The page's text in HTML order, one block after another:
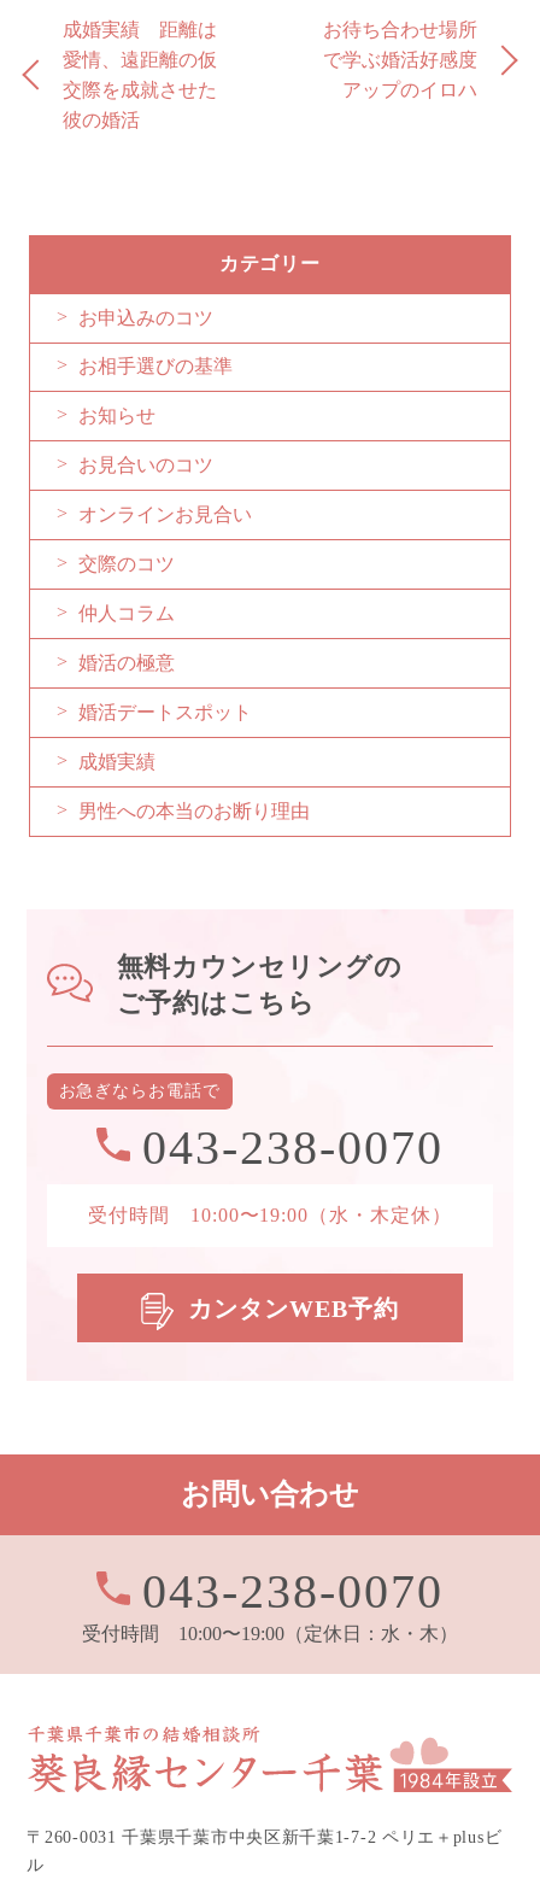
成婚実績 距離は
愛情、遠距離の仮
交際を成就させた
彼の婚活
お待ち合わせ場所
で学ぶ婚活好感度
アップのイロハ
カテゴリー
お申込みのコツ
お相手選びの基準
お知らせ
お見合いのコツ
オンラインお見合い
交際のコツ
仲人コラム
婚活の極意
婚活デートスポット
成婚実績
男性への本当のお断り理由
無料カウンセリングの
ご予約はこちら
お急ぎなら お電話で
043-238-0070
受付時間 10:00〜19:00 （水・木定休）
カンタンWEB予約
お問い合わせ
043-238-0070
受付時間 10:00〜19:00 （定休日：水・木）
〒260-0031 千葉県千葉市中央区新千葉1-7-2 ペリエ＋plusビ
ル